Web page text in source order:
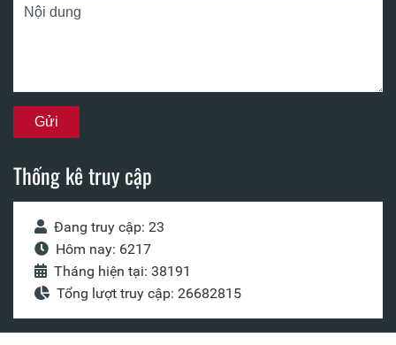
Thống kê truy cập
Đang truy cập: 23
Hôm nay: 6217
Tháng hiện tại: 38191
Tổng lượt truy cập: 26682815